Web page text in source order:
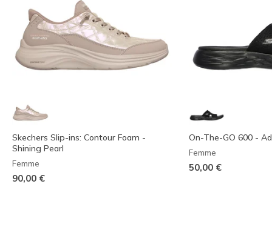
Skechers Slip-ins: Contour Foam -
Shining Pearl
Femme
90,00 €
On-The-GO 600 -
Femme
50,00 €